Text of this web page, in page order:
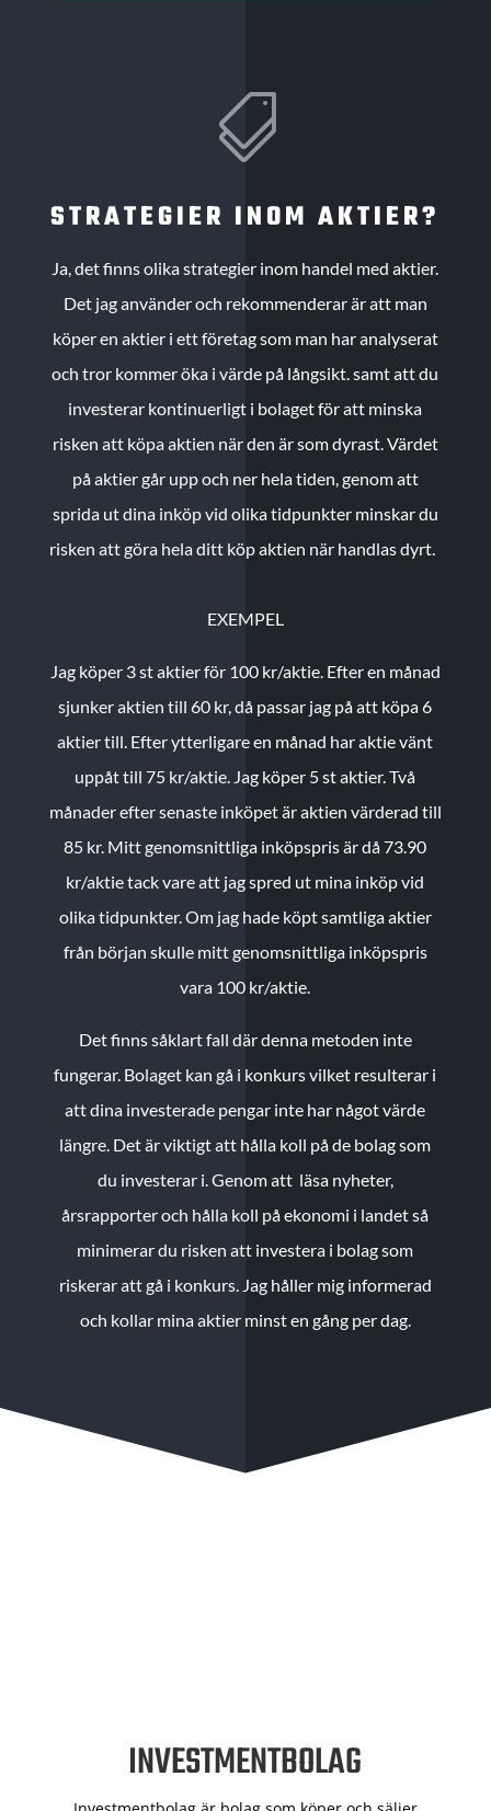

STRATEGIER INOM AKTIER?
Ja, det finns olika strategier inom handel med aktier.
Det jag använder och rekommenderar är att man
köper en aktier i ett företag som man har analyserat
och tror kommer öka i värde på långsikt. samt att du
investerar kontinuerligt i bolaget för att minska
risken att köpa aktien när den är som dyrast. Värdet
på aktier går upp och ner hela tiden, genom att
sprida ut dina inköp vid olika tidpunkter minskar du
risken att göra hela ditt köp aktien när handlas dyrt.
EXEMPEL
Jag köper 3 st aktier för 100 kr/aktie. Efter en månad
sjunker aktien till 60 kr, då passar jag på att köpa 6
aktier till. Efter ytterligare en månad har aktie vänt
uppåt till 75 kr/aktie. Jag köper 5 st aktier.Två
månader efter senaste inköpet är aktien värderad till
85 kr. Mitt genomsnittliga inköpspris är då 73.90
kr/aktie tack vare att jag spred ut mina inköp vid
olika tidpunkter. Om jag hade köpt samtliga aktier
från början skulle mitt genomsnittliga inköpspris
vara 100 kr/aktie.
Det finns såklart fall där denna metoden inte
fungerar. Bolaget kan gå i konkurs vilket resulterar i
att dina investerade pengar inte har något värde
längre. Det är viktigt att hålla koll på de bolag som
du investerar i. Genom att läsa nyheter,
årsrapporter och hålla koll på ekonomi i landet så
minimerar du risken att investera i bolag som
riskerar att gå i konkurs. Jag håller mig informerad
och kollar mina aktier minst en gång per dag.
INVESTMENTBOLAG